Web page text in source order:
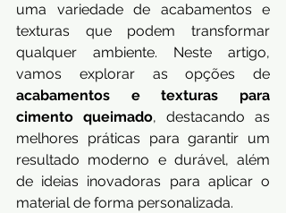
uma variedade de acabamentos e
texturas que podem transformar
qualquer ambiente. Neste artigo,
acabamentos e texturas para
cimento queimado, destacando as
melhores práticas para garantir um
resultado moderno e durável, além
de ideias inovadoras para aplicar o
material de forma personalizada.